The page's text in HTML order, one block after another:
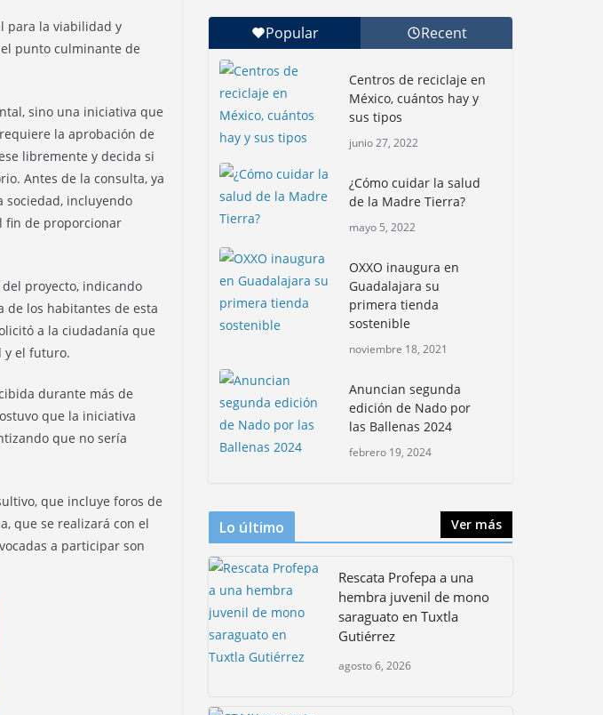
para la viabilidad y
punto culminante de
sino una iniciativa que
la aprobación de
libremente y decida si
Antes de la consulta, ya
sociedad, incluyendo
fin de proporcionar
proyecto, indicando
de los habitantes de esta
a la ciudadanía que
y el futuro.
durante más de
que la iniciativa
que no sería
que incluye foros de
que se realizará con el
a participar son
a la conquista de la
Isla Coronado por una
junio 30, 2026
informativa, Profepa y
Animals buscan inhibir
tráfico de aves
junio 15, 2026
Inauguran nuevo
Embarcadero
Cuemanco para
lacustre de Xochimilco
Rompe CDMX récords
Reto Naturalista
bioculturales para
promover huertos
urbanos y jardines
polinizadores
Popular Recent
Centros de reciclaje en
México, cuántos hay y
sus tipos
junio 27, 2022
¿Cómo cuidar la salud
de la Madre Tierra?
mayo 5, 2022
OXXO inaugura en
Guadalajara su
primera tienda
sostenible
noviembre 18, 2021
Anuncian segunda
edición de Nado por
las Ballenas 2024
febrero 19, 2024
Lo último Ver más
Rescata Profepa a una
hembra juvenil de mono
saraguato en Tuxtla
Gutiérrez
agosto 6, 2026